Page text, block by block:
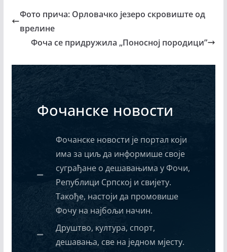
Фото прича: Орловачко језеро скровиште од
врелине
Фоча се придружила „Поносној породици”
Фочанске новости
Фочанске новости је портал који
има за циљ да информише своје
суграђане о дешавањима у Фочи,
Републици Српској и свијету.
Такође, настоји да промовише
Фочу на најбољи начин.
Друштво, култура, спорт,
дешавања, све на једном мјесту.